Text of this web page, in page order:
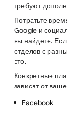
требуют
Потратьте
Google и
вы найдете.
отделов с
это.
Конкретные
зависят от
Facebook